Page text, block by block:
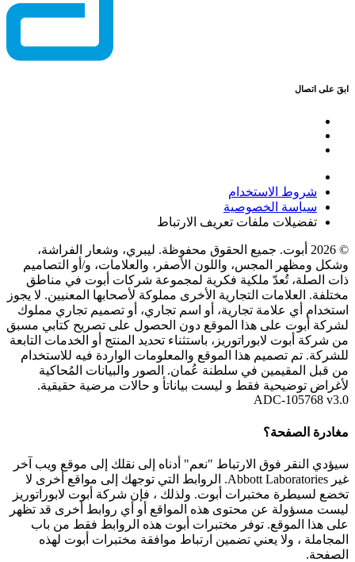
ابقَ على اتصال
شروط الاستخدام
سياسة الخصوصية
تفضيلات ملفات تعريف الارتباط
© 2026 أبوت. جميع الحقوق محفوظة. ليبري، وشعار الفراشة،
وشكل ومظهر المجس، واللون الأصفر، والعلامات، و/أو التصاميم
ذات الصلة، تُعدّ ملكية فكرية لمجموعة شركات أبوت في مناطق
مختلفة. العلامات التجارية الأخرى مملوكة لأصحابها المعنيين. لا يجوز
استخدام أي علامة تجارية، أو اسم تجاري، أو تصميم تجاري مملوك
لشركة أبوت على هذا الموقع دون الحصول على تصريح كتابي مسبق
من شركة أبوت لابوراتوريز، باستثناء تحديد المنتج أو الخدمات التابعة
للشركة. تم تصميم هذا الموقع والمعلومات الواردة فيه للاستخدام
من قبل المقيمين في سلطنة عُمان. الصور والبيانات المُحاكية
لأغراض توضيحية فقط و ليست بياناتأ و حالات مرضية حقيقية.
ADC-105768 v3.0
مغادرة الصفحة؟
سيؤدي النقر فوق الارتباط "نعم" أدناه إلى نقلك إلى موقع ويب آخر
غير Abbott Laboratories. الروابط التي توجهك إلى مواقع أخرى لا
تخضع لسيطرة مختبرات أبوت. ولذلك ، فإن شركة أبوت لابوراتوريز
ليست مسؤولة عن محتوى هذه المواقع أو أي روابط أخرى قد تظهر
على هذا الموقع. توفر مختبرات أبوت هذه الروابط فقط من باب
المجاملة ، ولا يعني تضمين ارتباط موافقة مختبرات أبوت لهذه
الصفحة.